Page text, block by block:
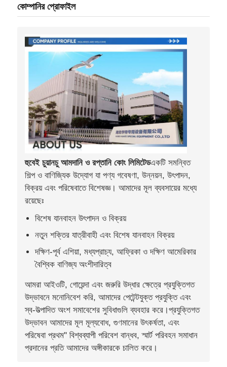
কোম্পানির প্রোফাইল
হুবেই চুয়ানচু আমদানি ও রপ্তানি কোং লিমিটেডএকটি সমন্বিত
শিল্প ও বাণিজ্যিক উদ্যোগ যা পণ্য গবেষণা, উন্নয়ন, উৎপাদন,
বিক্রয় এবং পরিষেবাতে বিশেষজ্ঞ। আমাদের মূল ব্যবসায়ের মধ্যে
রয়েছেঃ
বিশেষ যানবাহন উৎপাদন ও বিক্রয়
নতুন শক্তির যাত্রীবাহী এবং বিশেষ যানবাহন বিক্রয়
দক্ষিণ-পূর্ব এশিয়া, মধ্যপ্রাচ্য, আফ্রিকা ও দক্ষিণ আমেরিকার
বৈশ্বিক বাণিজ্য অংশীদারিত্ব
আমরা আইওটি, গোয়েন্দা এবং জরুরি উদ্ধার ক্ষেত্রে প্রযুক্তিগত
উদ্ভাবনে মনোনিবেশ করি, আমাদের পেটেন্টযুক্ত প্রযুক্তি এবং
স্ব-উত্পাদিত অংশ সমাবেশের সুবিধাগুলি ব্যবহার করে।প্রযুক্তিগত
উদ্ভাবন আমাদের মূল মূল্যবোধ, গুণমানের উৎকর্ষতা, এবং
পরিষেবা প্রথম" বিশ্বব্যাপী পরিবেশ বান্ধব, স্মার্ট পরিবহন সমাধান
প্রদানের প্রতি আমাদের অঙ্গীকারকে চালিত করে।